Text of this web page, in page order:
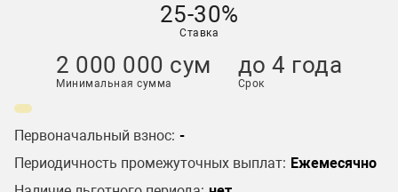
25-30%
Ставка
2 000 000 cум
Минимальная сумма
до 4 года
Срок
Первоначальный взнос: -
Периодичность промежуточных выплат: Ежемесячно